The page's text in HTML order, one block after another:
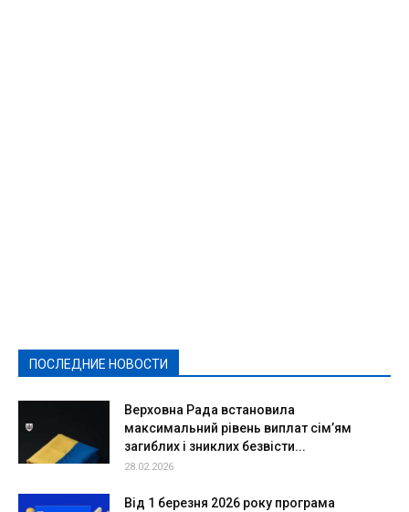
ПОСЛЕДНИЕ НОВОСТИ
Верховна Рада встановила
максимальний рівень виплат сім’ям
загиблих і зниклих безвісти...
28.02.2026
Від 1 березня 2026 року програма